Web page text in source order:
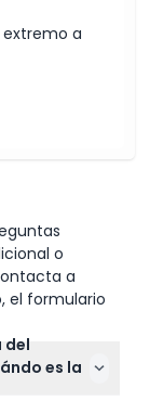
a
o
a
el formulario
del
es la